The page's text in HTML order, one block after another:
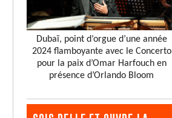
Dubaï, point d’orgue d’une année
2024 flamboyante avec le Concerto
pour la paix d’Omar Harfouch en
présence d’Orlando Bloom